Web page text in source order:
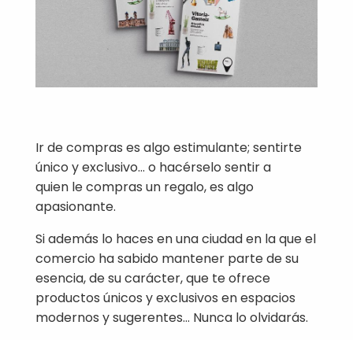
Ir de compras es algo estimulante; sentirte
único y exclusivo… o hacérselo sentir a
quien le compras un regalo, es algo
apasionante.
Si además lo haces en una ciudad en la que el
comercio ha sabido mantener parte de su
esencia, de su carácter, que te ofrece
productos únicos y exclusivos en espacios
modernos y sugerentes… Nunca lo olvidarás.